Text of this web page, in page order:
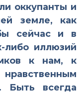
оккупанты и
земле, как
сейчас и в
либо иллюзий
к нам, к
нравственным
Быть всегда